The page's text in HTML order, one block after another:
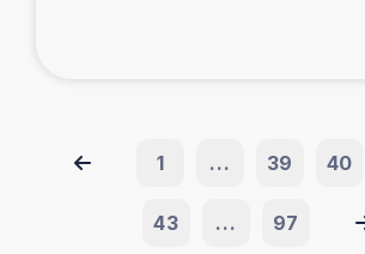
1 ... 39 40
43 ... 97